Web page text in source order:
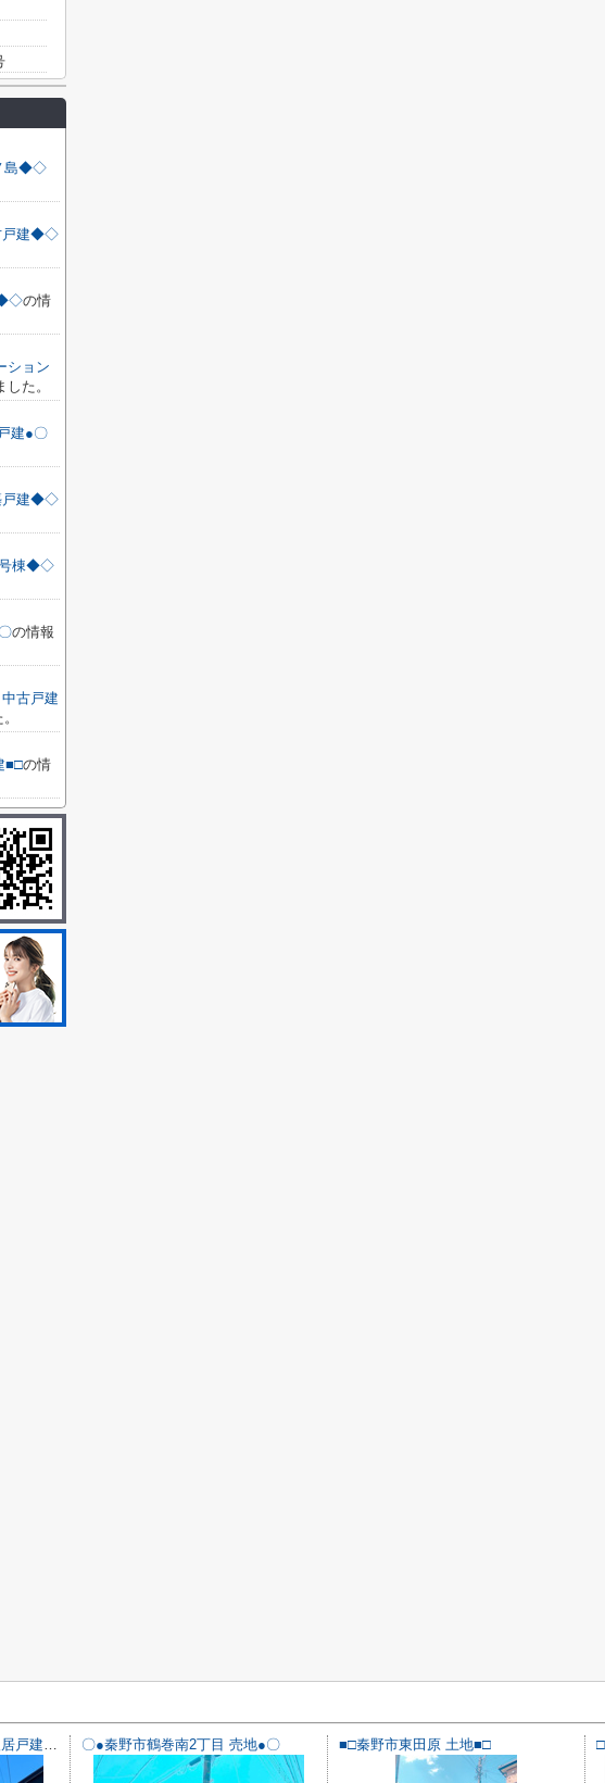
島◆◇
戸建◆◇
◆◇の情
ション
た。
建●〇
戸建◆◇
号棟◆◇
の情報
古戸建
■□の情
■□大井町大井中央 築後未入居戸建■□ 〇●秦野市鶴巻南2丁目 売地●〇 ■□秦野市東田原 土地■□